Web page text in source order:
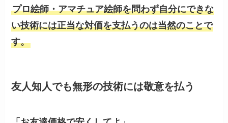
プロ絵師・アマチュア絵師を問わず自分にできな
い技術には正当な対価を支払うのは当然のことで
す。
友人知人でも無形の技術には敬意を払う